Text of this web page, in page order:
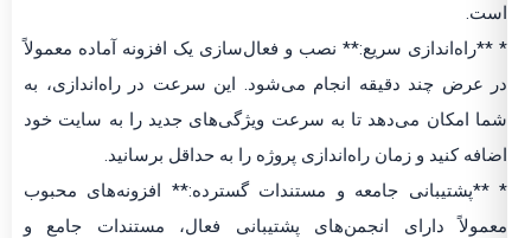
است.
* **راه‌اندازی سریع:** نصب و فعال‌سازی یک افزونه آماده معمولاً
در عرض چند دقیقه انجام می‌شود. این سرعت در راه‌اندازی، به
شما امکان می‌دهد تا به سرعت ویژگی‌های جدید را به سایت خود
اضافه کنید و زمان راه‌اندازی پروژه را به حداقل برسانید.
* **پشتیبانی جامعه و مستندات گسترده:** افزونه‌های محبوب
معمولاً دارای انجمن‌های پشتیبانی فعال، مستندات جامع و